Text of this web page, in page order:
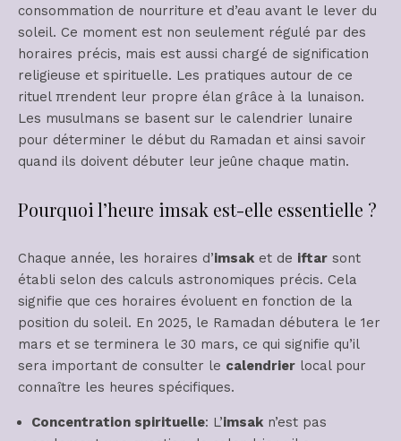
consommation de nourriture et d’eau avant le lever du
soleil. Ce moment est non seulement régulé par des
horaires précis, mais est aussi chargé de signification
religieuse et spirituelle. Les pratiques autour de ce
rituel πrendent leur propre élan grâce à la lunaison.
Les musulmans se basent sur le calendrier lunaire
pour déterminer le début du Ramadan et ainsi savoir
quand ils doivent débuter leur jeûne chaque matin.
Pourquoi l’heure imsak est-elle essentielle ?
Chaque année, les horaires d’imsak et de iftar sont
établi selon des calculs astronomiques précis. Cela
signifie que ces horaires évoluent en fonction de la
position du soleil. En 2025, le Ramadan débutera le 1er
mars et se terminera le 30 mars, ce qui signifie qu’il
sera important de consulter le calendrier local pour
connaître les heures spécifiques.
Concentration spirituelle: L’imsak n’est pas